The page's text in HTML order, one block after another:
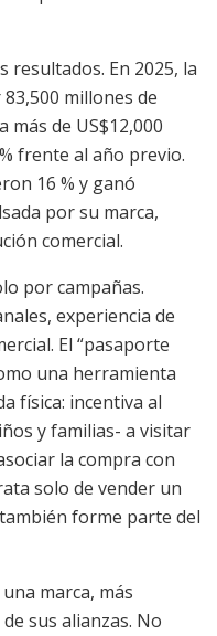
resultados. En 2025, la
millones de
más de US$12,000
frente al año previo.
16 % y ganó
por su marca,
comercial.
por campañas.
experiencia de
El “pasaporte
una herramienta
física: incentiva al
y familias- a visitar
la compra con
solo de vender un
forme parte del
marca, más
sus alianzas. No